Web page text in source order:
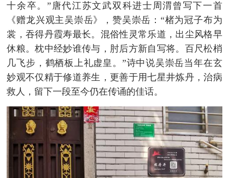
十余卒。”唐代江苏文武双科进士周渭曾写下一首
《赠龙兴观主吴崇岳》，赞吴崇岳：“楮为冠子布为
裳，吞得丹霞寿最长。混俗性灵常乐道，出尘风格早
休粮。枕中经妙谁传与，肘后方新自写将。百尺松梢
几飞步，鹤栖板上礼虚皇。”诗中说吴崇岳当年在玄
妙观不仅精于修道养生，更善于用七星井炼丹，治病
救人，留下一段至今仍在传诵的佳话。